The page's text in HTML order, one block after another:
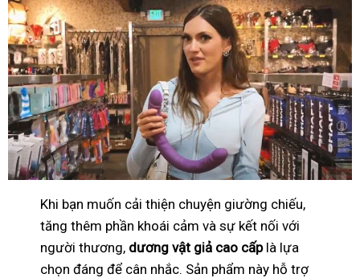
Khi bạn muốn cải thiện chuyện giường chiếu,
tăng thêm phần khoái cảm và sự kết nối với
người thương, dương vật giả cao cấplà lựa
chọn đáng để cân nhắc. Sản phẩm này hỗ trợ